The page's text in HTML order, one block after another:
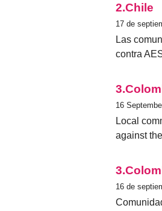
2.Chile
17 de
Las
contra
16
Local
against
16 de